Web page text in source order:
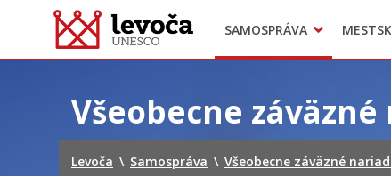
SAMOSPRÁVA
Dokumenty mesta
Projekty
Doprava
Všeobecne
Levoča \ Samospráva \ Všeobecne záväzné